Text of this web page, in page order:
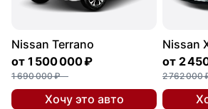
Nissan Terrano
от 1 500 000 ₽
1 690 000 ₽
Хочу это авто
Nissan
от 2
2 762 000